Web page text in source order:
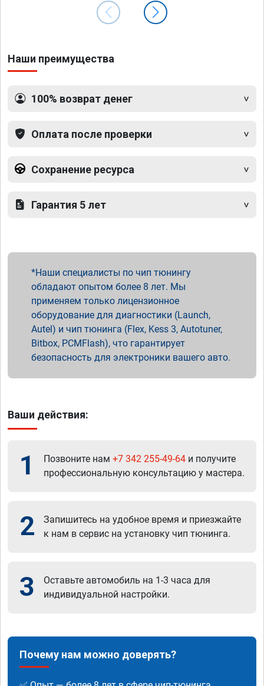
Наши преимущества
100% возврат денег
Оплата после проверки
Сохранение ресурса
Гарантия 5 лет
Наши специалисты по чип тюнингу
обладают опытом более 8 лет. Мы
применяем только лицензионное
оборудование для диагностики (Launch,
Autel) и чип тюнинга (Flex, Kess 3, Autotuner,
Bitbox, PCMFlash), что гарантирует
безопасность для электроники вашего авто.
Ваши действия:
1 Позвоните нам +7 342 255-49-64 и получите
профессиональную консультацию у мастера.
2
Запишитесь на удобное время и приезжайте
к нам в сервис на установку чип тюнинга.
3
Оставьте автомобиль на 1-3 часа для
индивидуальной настройки.
Почему нам можно доверять?